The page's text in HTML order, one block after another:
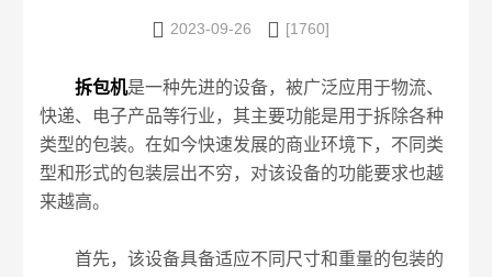
 2023-09-26  [1760]
拆包机是一种先进的设备，被广泛应用于物流、
快递、电子产品等行业，其主要功能是用于拆除各种
类型的包装。在如今快速发展的商业环境下，不同类
型和形式的包装层出不穷，对该设备的功能要求也越
来越高。
首先，该设备具备适应不同尺寸和重量的包装的